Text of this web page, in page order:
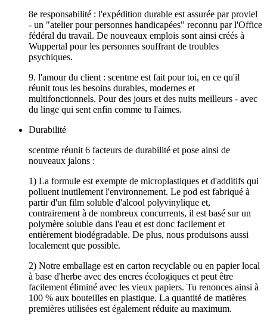
8e responsabilité : l'expédition durable est assurée par proviel
- un "atelier pour personnes handicapées" reconnu par l'Office
fédéral du travail. De nouveaux emplois sont ainsi créés à
Wuppertal pour les personnes souffrant de troubles
psychiques.
9. l'amour du client : scentme est fait pour toi, en ce qu'il
réunit tous les besoins durables, modernes et
multifonctionnels. Pour des jours et des nuits meilleurs - avec
du linge qui sent enfin comme tu l'aimes.
Durabilité
scentme réunit 6 facteurs de durabilité et pose ainsi de
nouveaux jalons :
1) La formule est exempte de microplastiques et d'additifs qui
polluent inutilement l'environnement. Le pod est fabriqué à
partir d'un film soluble d'alcool polyvinylique et,
contrairement à de nombreux concurrents, il est basé sur un
polymère soluble dans l'eau et est donc facilement et
entièrement biodégradable. De plus, nous produisons aussi
localement que possible.
2) Notre emballage est en carton recyclable ou en papier local
à base d'herbe avec des encres écologiques et peut être
facilement éliminé avec les vieux papiers. Tu renonces ainsi à
100 % aux bouteilles en plastique. La quantité de matières
premières utilisées est également réduite au maximum.